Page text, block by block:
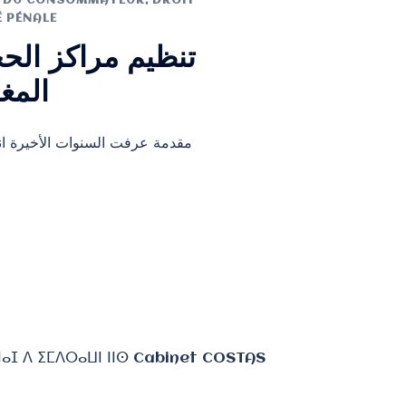
PÉNALE
تنظيم مراكز
مقدمة عرفت السنوات الأخيرة